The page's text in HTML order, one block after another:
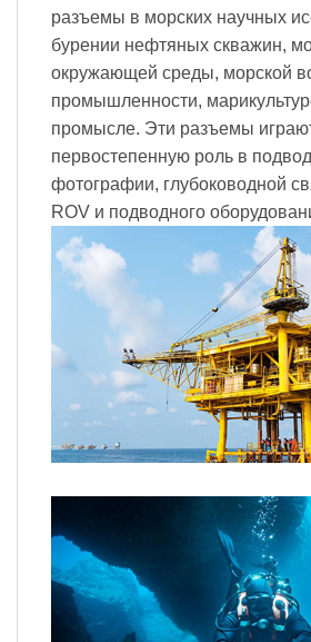
разъемы в морских научных
бурении нефтяных скважин,
окружающей среды, морской
промышленности,
промысле. Эти разъемы
первостепенную роль в
фотографии, глубоководной
ROV и подводного